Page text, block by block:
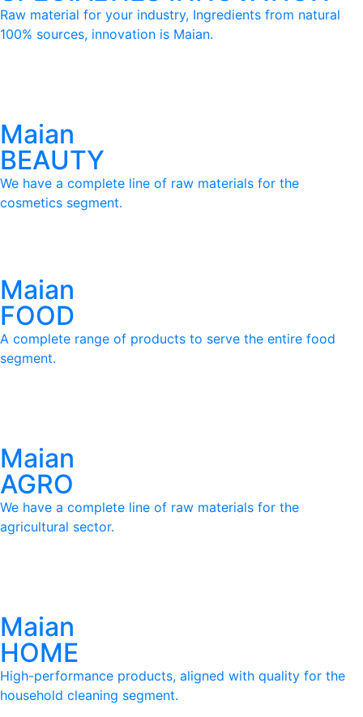
Raw material for your industry, Ingredients from natural
100% sources, innovation is Maian.
Maian
BEAUTY
We have a complete line of raw materials for the
cosmetics segment.
Maian
FOOD
A complete range of products to serve the entire food
segment.
Maian
AGRO
We have a complete line of raw materials for the
agricultural sector.
Maian
HOME
High-performance products, aligned with quality for the
household cleaning segment.
To send
Prometemos não utilizar suas informações de contato
para enviar qualquer tipo de SPAM.